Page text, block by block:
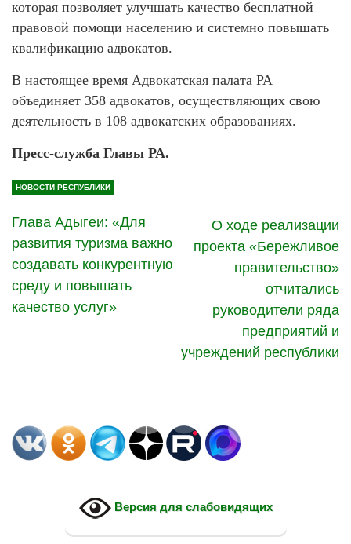
которая позволяет улучшать качество бесплатной
правовой помощи населению и системно повышать
квалификацию адвокатов.
В настоящее время Адвокатская палата РА
объединяет 358 адвокатов, осуществляющих свою
деятельность в 108 адвокатских образованиях.
Пресс-служба Главы РА.
НОВОСТИ РЕСПУБЛИКИ
Глава Адыгеи: «Для
развития туризма важно
создавать конкурентную
среду и повышать
качество услуг»
О ходе реализации
проекта «Бережливое
правительство»
отчитались
руководители ряда
предприятий и
учреждений республики
Версия для слабовидящих